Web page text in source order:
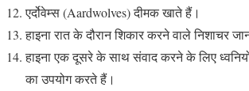
एर्दोवेम्स (Aardwolves) दीमक खाते हैं।
हाइना रात के दौरान शिकार करने वाले निशाचर
हाइना एक दूसरे के साथ संवाद करने के लिए
का उपयोग करते हैं।